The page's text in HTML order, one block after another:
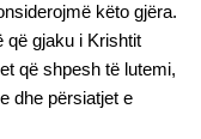
këto gjëra.
që gjaku i Krishtit
që shpesh të lutemi,
dhe përsiatjet e